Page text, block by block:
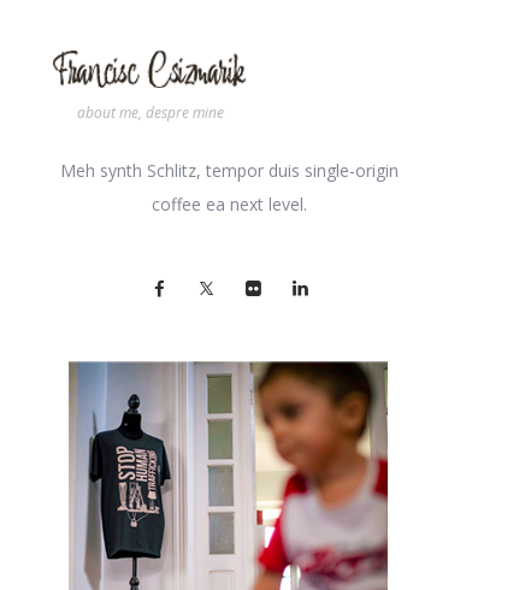
about me, despre mine
Meh synth Schlitz, tempor duis single-origin
coffee ea next level.